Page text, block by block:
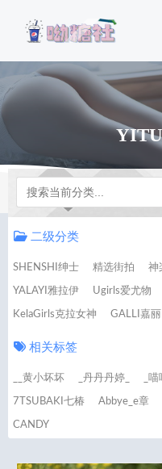
二级分类
SHENSHI绅士 精选街拍 神
YALAYI雅拉伊 Ugirls爱尤物
KelaGirls克拉女神 GALLI嘉丽
相关标签
__黄小坏坏 _丹丹丹婷_ _
7TSUBAKI七椿 Abbye_e章
CANDY